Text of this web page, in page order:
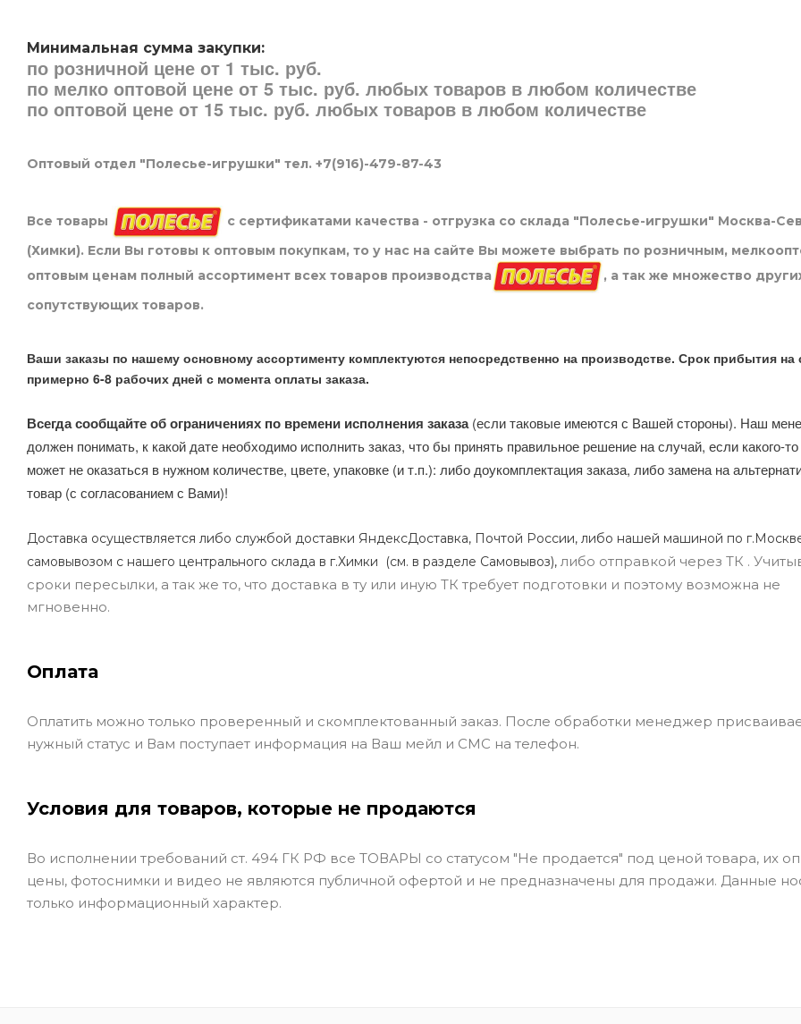
Минимальная сумма закупки:
по розничной цене от 1 тыс. руб.
по мелко оптовой цене от 5 тыс. руб. любых товаров в любом количестве
по оптовой цене от 15 тыс. руб. любых товаров в любом количестве
Оптовый отдел "Полесье-игрушки" тел. +7(916)-479-87-43
Все товары
с сертификатами качества - отгрузка со склада "Полесье-игрушки" Москва-
(Химки). Если Вы готовы к оптовым покупкам, то у нас на сайте Вы можете выбрать по розничным,
оптовым ценам полный ассортимент всех товаров производства
, а так же множество
сопутствующих товаров.
Ваши заказы по нашему основному ассортименту комплектуются непосредственно на производстве. Срок прибытия на
примерно 6-8 рабочих дней с момента оплаты заказа.
Всегда сообщайте об ограничениях по времени исполнения заказа(если таковые имеются с Вашей стороны). Наш
должен понимать, к какой дате необходимо исполнить заказ, что бы принять правильное решение на случай, если какого-
может не оказаться в нужном количестве, цвете, упаковке (и т.п.): либо доукомплектация заказа, либо замена на
товар (с согласованием с Вами)!
Доставка осуществляется либо службой доставки ЯндексДоставка, Почтой России, либо нашей машиной по
самовывозом с нашего центрального склада в г.Химки (см. в разделе Самовывоз), либо отправкой через ТК .
сроки пересылки, а так же то, что доставка в ту или иную ТК требует подготовки и поэтому возможна не
мгновенно.
Оплата
Оплатить можно только проверенный и скомплектованный заказ. После обработки менеджер
нужный статус и Вам поступает информация на Ваш мейл и СМС на телефон.
Условия для товаров, которые не продаются
Во исполнении требований ст. 494 ГК РФ все ТОВАРЫ со статусом "Не продается" под ценой товара, их
цены, фотоснимки и видео не являются публичной офертой и не предназначены для продажи. Данные
только информационный характер.